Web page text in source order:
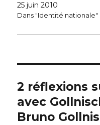
25 juin 2010
Dans "Identité nationale"
2 réflexions
avec
Bruno